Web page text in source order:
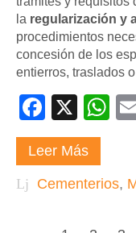
la regularización y
procedimientos
concesión de los
entierros, traslados
X
Leer Más
Cementerios,